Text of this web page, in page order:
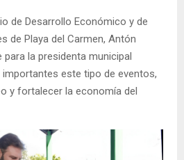
de Desarrollo Económico y de
de Playa del Carmen, Antón
la presidenta municipal
este tipo de eventos,
y fortalecer la economía del